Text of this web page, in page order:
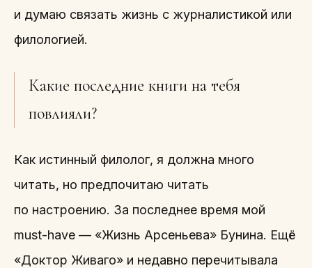
и думаю связать жизнь с журналистикой или
филологией.
Какие последние книги на тебя
повлияли?
Как истинный филолог, я должна много
читать, но предпочитаю читать
по настроению. За последнее время мой
must-have — «Жизнь Арсеньева» Бунина. Ещё
«Доктор Живаго» и недавно перечитывала